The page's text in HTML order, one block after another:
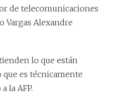
de telecomunicaciones
Vargas Alexandre
lo que están
que es técnicamente
la AFP.